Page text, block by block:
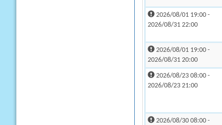
2026/08/01 19:00 -
2026/08/31 22:00
2026/08/01 19:00 -
2026/08/31 20:00
2026/08/23 08:00 -
2026/08/23 21:00
2026/08/30 08:00 -